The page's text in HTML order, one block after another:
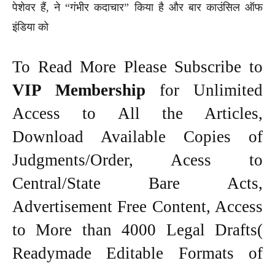
पेशेवर हैं, ने “गंभीर कदाचार” किया है और बार काउंसिल ऑफ
इंडिया को
To Read More Please Subscribe to
VIP Membership for Unlimited
Access to All the Articles,
Download Available Copies of
Judgments/Order, Acess to
Central/State Bare Acts,
Advertisement Free Content, Access
to More than 4000 Legal Drafts(
Readymade Editable Formats of